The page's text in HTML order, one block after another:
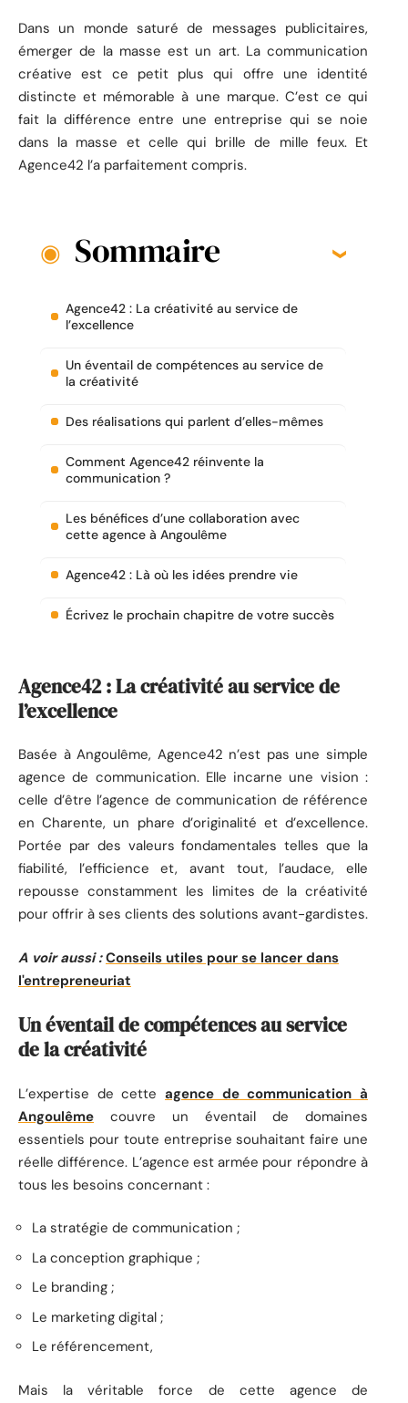
Dans un monde saturé de messages publicitaires,
émerger de la masse est un art. La communication
créative est ce petit plus qui offre une identité
distincte et mémorable à une marque. C’est ce qui
fait la différence entre une entreprise qui se noie
dans la masse et celle qui brille de mille feux. Et
Agence42 l’a parfaitement compris.
Sommaire
Agence42 : La créativité au service de
l’excellence
Un éventail de compétences au service de
la créativité
Des réalisations qui parlent d’elles-mêmes
Comment Agence42 réinvente la
communication ?
Les bénéfices d’une collaboration avec
cette agence à Angoulême
Agence42 : Là où les idées prendre vie
Écrivez le prochain chapitre de votre succès
Agence42 : La créativité au service de
l’excellence
Basée à Angoulême, Agence42 n’est pas une simple
agence de communication. Elle incarne une vision :
celle d’être l’agence de communication de référence
en Charente, un phare d’originalité et d’excellence.
Portée par des valeurs fondamentales telles que la
fiabilité, l’efficience et, avant tout, l’audace, elle
repousse constamment les limites de la créativité
pour offrir à ses clients des solutions avant-gardistes.
A voir aussi : Conseils utiles pour se lancer dans
l'entrepreneuriat
Un éventail de compétences au service
de la créativité
L’expertise de cette agence de communication à
Angoulême couvre un éventail de domaines
essentiels pour toute entreprise souhaitant faire une
réelle différence. L’agence est armée pour répondre à
tous les besoins concernant :
La stratégie de communication ;
La conception graphique ;
Le branding ;
Le marketing digital ;
Le référencement,
Mais la véritable force de cette agence de